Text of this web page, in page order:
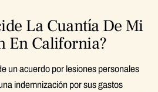
La Cuantía De Mi
En California?
un acuerdo por lesiones personales
indemnización por sus gastos